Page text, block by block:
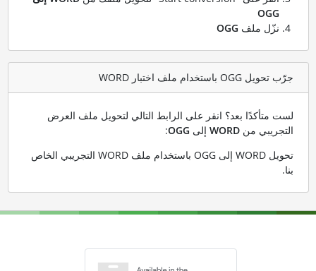
OGG
نزّل ملف OGG
جرّب تحويل OGG باستخدام ملف اختبار WORD
لست متأكدًا بعد؟ انقر على الرابط التالي لتحويل ملف العرض
التجريبي من WORDإلى OGG
:
تحويل WORD إلى OGG باستخدام ملف WORD التجريبي الخاص
بنا.